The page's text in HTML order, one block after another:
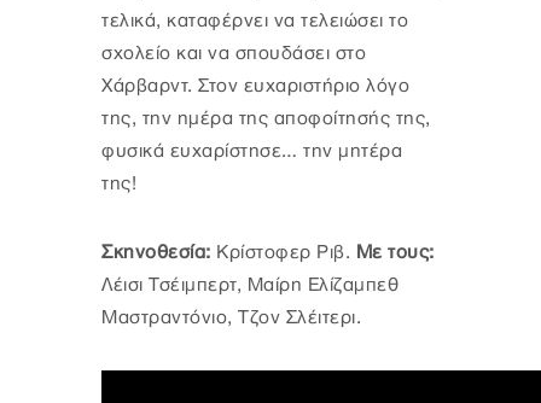
τελικά, καταφέρνει να τελειώσει το
σχολείο και να σπουδάσει στο
Χάρβαρντ. Στον ευχαριστήριο λόγο
της, την ημέρα της αποφοίτησής της,
φυσικά ευχαρίστησε… την μητέρα
της!
Σκηνοθεσία: Κρίστοφερ Ριβ. Με τους:
Λέισι Τσέιμπερτ, Μαίρη Ελίζαμπεθ
Μαστραντόνιο, Τζον Σλέιτερι.